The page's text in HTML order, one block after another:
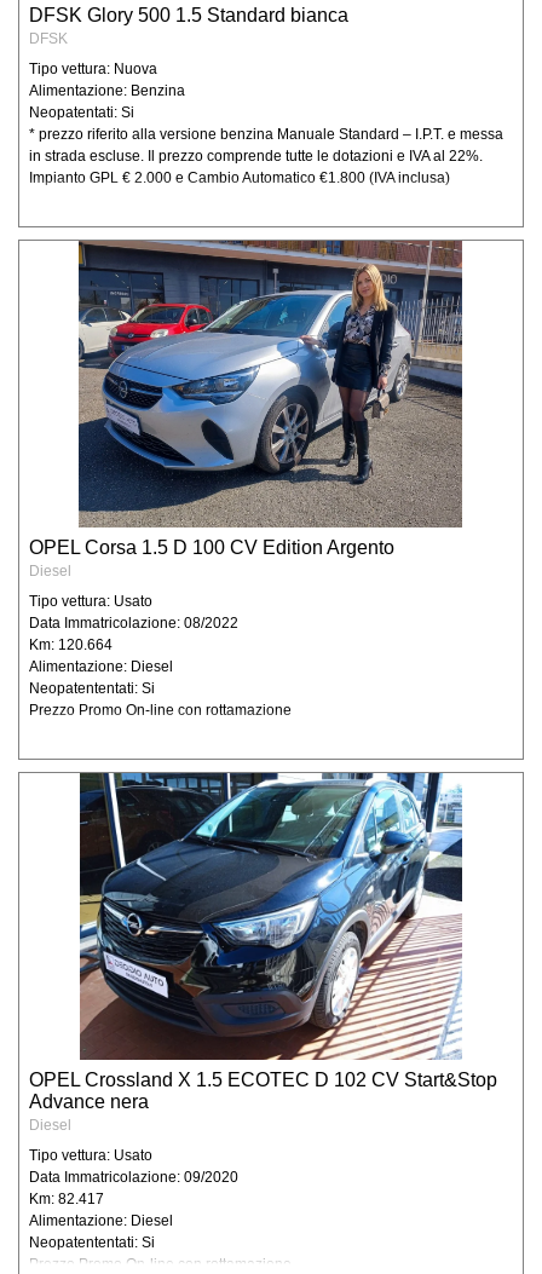
evadere ogni informazione e specifico
per l’esecuzione degli obblighi e degli
adempimenti amministrativi, fiscali, contabili,
disposti dalla legislazione vigente, da
regolamenti e dalla normativa comunitaria,
nonché da disposizioni impartite da autorità
controllo; In base all’ art. 24, comma b del
D.lgs 196, per le finalità sopra espresse non
è necessario il vostro consenso, in quanto il
trattamento dei dati viene effettuato per
“eseguire obblighi derivanti da un contratto
del quale è parte l’interessato o per
adempiere, prima della conclusione dei
contratto, a specifiche richieste
dell’interessato”, e per “adempiere ad un
obbligo previsto dalla legge, da un
regolamento o dalla normativa comunitaria”.
Modalità di trattamento
I dati verranno trattati sia con modalità
strumenti elettronici e memorizzati sia su
supporti informatici che su supporti cartacei
rispetto delle misure minime di sicurezza ai
sensi del Disciplinare Tecnico in materia di
misure minime di sicurezza, Allegato B del
Il conferimento dei vostri dati personali è
facoltativo, ma un rifiuto in tal senso
comporta l’impossibilità per la Degidio Auto
srl. di poter dar corso alle sue richieste di
preventivo, di offerta o informazione di
emissione di ordini e contratti, così come
riportato nell'informativa “finalità”. Il
conferimento di dati è necessario per
adempiere ad obblighi di legge commessi
con le finalità indicate ai punti precedenti è
obbligatoria. Il personale dipendente
autorizzato, esclusivamente in relazione alle
mansioni da loro svolte ed alle finalità sopra
espresse, e dunque in qualità di incaricati
accedere ai vostri dati personali e può venire
a conoscenza dei vostri dati personali,.
vostri dati personali alcune specifiche
categorie di soggetti esterni alla nostra
DFSK Glory 500 1.5 Standard bianca
DFSK
Tipo vettura: Nuova
Alimentazione: Benzina
Neopatentati: Si
* prezzo riferito alla versione benzina Manuale Standard – I.P.T. e messa
in strada escluse. Il prezzo comprende tutte le dotazioni e IVA al 22%.
Impianto GPL € 2.000 e Cambio Automatico €1.800 (IVA inclusa)
OPEL Corsa 1.5 D 100 CV Edition Argento
Diesel
Tipo vettura: Usato
Data Immatricolazione: 08/2022
Km: 120.664
Alimentazione: Diesel
Neopatententati: Si
Prezzo Promo On-line con rottamazione
OPEL Crossland X 1.5 ECOTEC D 102 CV Start&Stop
Advance nera
Diesel
Tipo vettura: Usato
Data Immatricolazione: 09/2020
Km: 82.417
Alimentazione: Diesel
Neopatententati: Si
Prezzo Promo On-line con rottamazione